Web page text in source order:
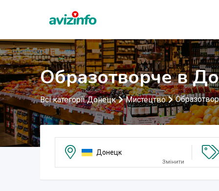
Образотворче в
Всі категорії Донецк Мистецтво
Донецк
Змінити